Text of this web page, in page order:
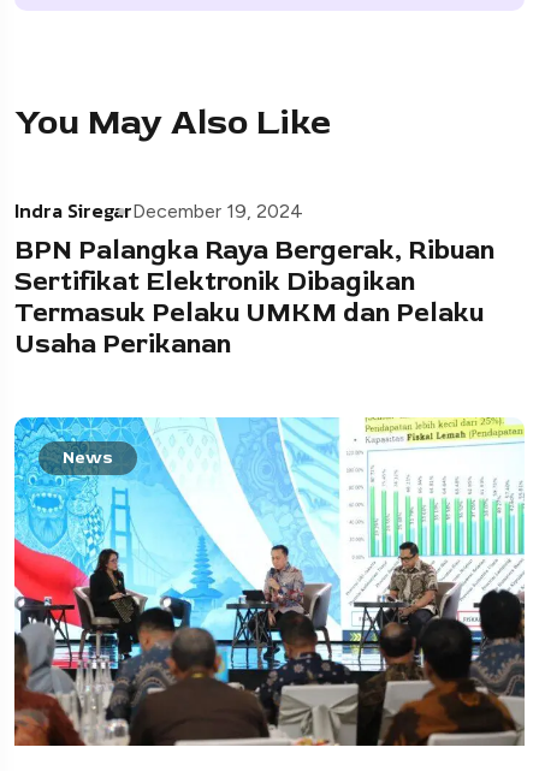
You May Also Like
Indra SiregarDecember 19, 2024
BPN Palangka Raya Bergerak, Ribuan
Sertifikat Elektronik Dibagikan
Termasuk Pelaku UMKM dan Pelaku
Usaha Perikanan
News